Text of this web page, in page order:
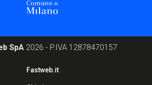
SpA 2026 - P.IVA 12878470157
Fastweb.it